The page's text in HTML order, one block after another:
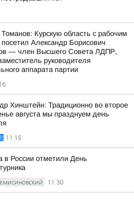
Курскую область с рабочим
посетил Александр Борисович
— член Высшего Совета ЛДПР,
руководителя
аппарата партии
Хинштейн: Традиционно во второе
августа мы празднуем день
11:15
в России отметили День
11:30